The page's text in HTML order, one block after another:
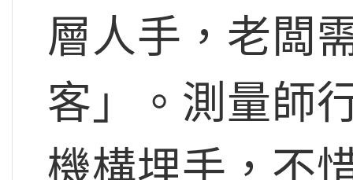
層人手，老闆
客」。測量師
機構埋手，不